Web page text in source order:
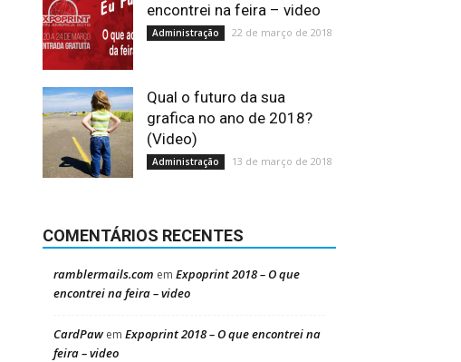
encontrei na feira – video
Administração 22 de março de 2018
Qual o futuro da sua
grafica no ano de 2018?
(Video)
Administração 13 de março de 2018
COMENTÁRIOS RECENTES
ramblermails.com em Expoprint 2018 – O que
encontrei na feira – video
CardPawem Expoprint 2018 – O que encontrei na
feira – video